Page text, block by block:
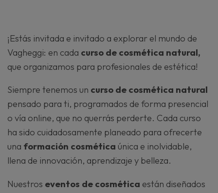
¡Estás invitada e invitado a explorar el mundo de
Vagheggi: en cada curso de cosmética natural,
que organizamos para profesionales de estética!
Siempre tenemos un curso de cosmética natural
pensado para ti, programados de forma presencial
o vía online, que no querrás perderte. Cada curso
ha sido cuidadosamente planeado para ofrecerte
una formación cosmética única e inolvidable,
llena de innovación, aprendizaje y belleza.
Nuestros eventos de cosmética están diseñados